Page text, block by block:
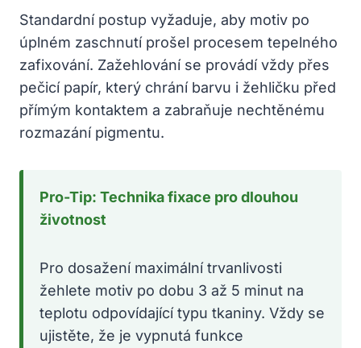
Standardní postup vyžaduje, aby motiv po
úplném zaschnutí prošel procesem tepelného
zafixování. Zažehlování se provádí vždy přes
pečicí papír, který chrání barvu i žehličku před
přímým kontaktem a zabraňuje nechtěnému
rozmazání pigmentu.
Pro-Tip: Technika fixace pro dlouhou
životnost
Pro dosažení maximální trvanlivosti
žehlete motiv po dobu 3 až 5 minut na
teplotu odpovídající typu tkaniny. Vždy se
ujistěte, že je vypnutá funkce